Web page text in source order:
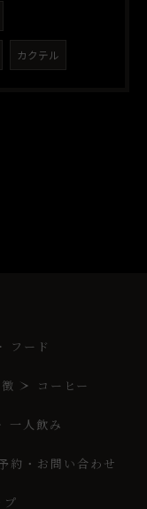
カクテル
フード
コーヒー
一人飲み
約・お問い合わせ
プ